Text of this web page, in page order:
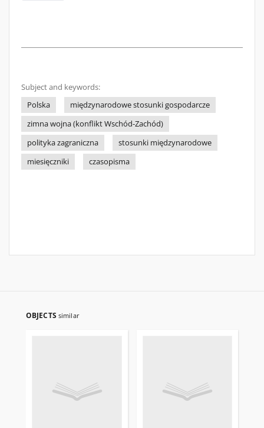
Subject and keywords:
Polska
międzynarodowe stosunki gospodarcze
zimna wojna (konflikt Wschód-Zachód)
polityka zagraniczna
stosunki międzynarodowe
miesięczniki
czasopisma
OBJECTS similar